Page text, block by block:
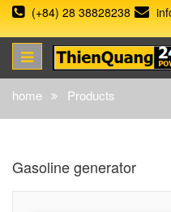
(+84) 28 38828238
home Products
Gasoline generator